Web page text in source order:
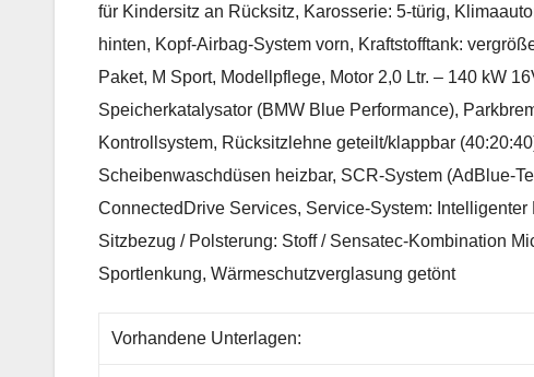
für Kindersitz an Rücksitz, Karosserie: 5-türig,
hinten, Kopf-Airbag-System vorn, Kraftstofftank:
Paket, M Sport, Modellpflege, Motor 2,0 Ltr. – 140 kW
Speicherkatalysator (BMW Blue Performance),
Kontrollsystem, Rücksitzlehne geteilt/klappbar
Scheibenwaschdüsen heizbar, SCR-System (AdBlue-
ConnectedDrive Services, Service-System:
Sitzbezug / Polsterung: Stoff / Sensatec-Kombination
Sportlenkung, Wärmeschutzverglasung getönt
Vorhandene Unterlagen: